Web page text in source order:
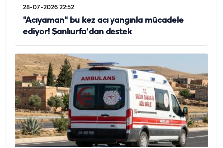
28-07-2026 22:52
"Acıyaman" bu kez acı yangınla mücadele
ediyor! Şanlıurfa'dan destek